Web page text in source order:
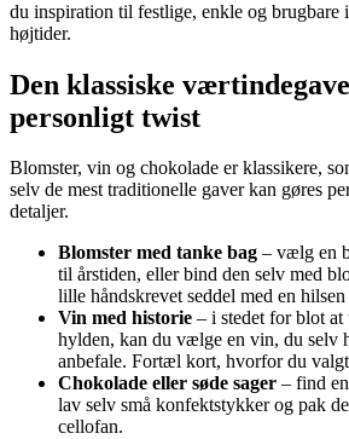
du inspiration til festlige, enkle og brugbare
højtider.
Den klassiske
personligt twist
Blomster, vin og chokolade er klassikere,
selv de mest traditionelle gaver kan gøres
detaljer.
Blomster med tanke bag – vælg en
til årstiden, eller bind den selv med
lille håndskrevet seddel med en
Vin med historie – i stedet for blot at
hylden, kan du vælge en vin, du selv
anbefale. Fortæl kort, hvorfor du
Chokolade eller søde sager – find
lav selv små konfektstykker og pak
cellofan.